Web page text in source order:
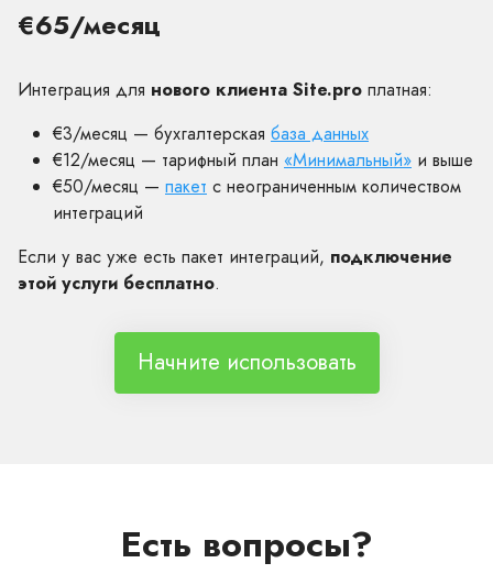
€65/месяц
Интеграция для нового клиента Site.pro платная:
€3/месяц — бухгалтерская база данных
€12/месяц — тарифный план «Минимальный» и выше
€50/месяц — пакет с неограниченным количеством
интеграций
Если у вас уже есть пакет интеграций, подключение
этой услуги бесплатно.
Начните использовать
Есть вопросы?